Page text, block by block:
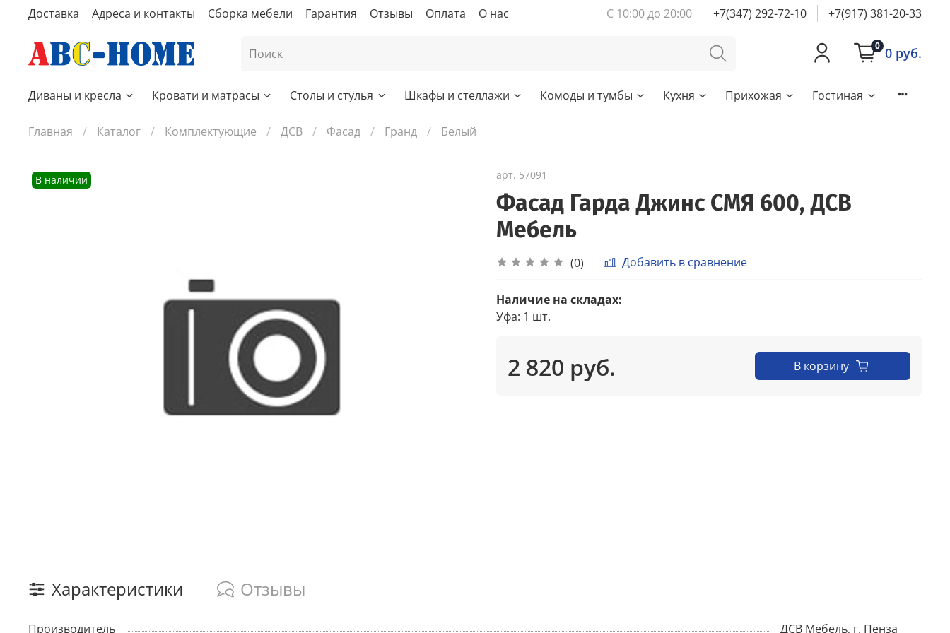
Доставка Адреса и контакты Сборка мебели Гарантия Отзывы Оплата О нас С 10:00 до 20:00 +7(347) 292-72-10 +7(917) 381-20-33
0 0 руб.
Диваны и кресла Кровати и матрасы Столы и стулья Шкафы и стеллажи Комоды и тумбы Кухня Прихожая Гостиная
Главная Каталог Комплектующие ДСВ Фасад Гранд Белый
В наличии арт. 57091
Фасад Гарда Джинс СМЯ 600, ДСВ
Мебель
(0) Добавить в сравнение
Наличие на складах:
Уфа: 1 шт.
2 820 руб. В корзину
Характеристики Отзывы
Производитель ДСВ Мебель, г. Пенза